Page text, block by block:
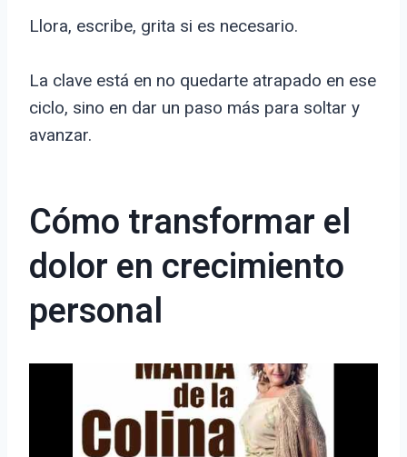
Llora, escribe, grita si es necesario.
La clave está en no quedarte atrapado en ese
ciclo, sino en dar un paso más para soltar y
avanzar.
Cómo transformar el
dolor en crecimiento
personal